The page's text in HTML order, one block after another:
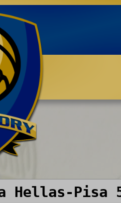
Hellas-Pisa